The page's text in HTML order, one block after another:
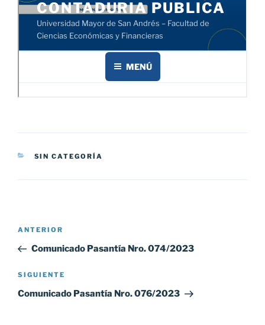
CATEGORÍAS
SIN CATEGORÍA
Navegación
entradas
Entrada
anterior:
ANTERIOR
Comunicado Pasantía Nro. 074/2023
Siguiente
entrada
SIGUIENTE
Comunicado Pasantía Nro. 076/2023